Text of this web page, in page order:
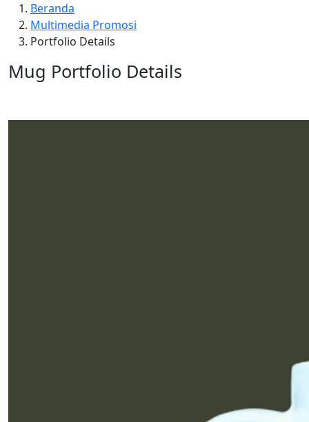
Beranda
Multimedia Promosi
Portfolio Details
Mug Portfolio Details